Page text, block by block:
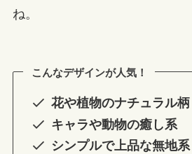
ね。
こんなデザインが人気！
花や植物のナチュラル柄
キャラや動物の癒し系
シンプルで上品な無地系